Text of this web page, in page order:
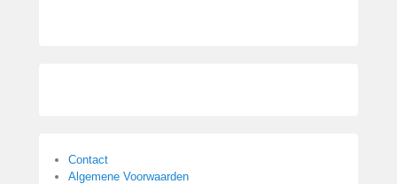
Contact
Algemene Voorwaarden